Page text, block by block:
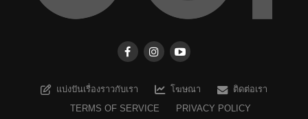
แบ่งปันเรื่องราวกับเรา โฆษณา
ติดต่อเรา
TERMS OF SERVICE
PRIVACY POLICY